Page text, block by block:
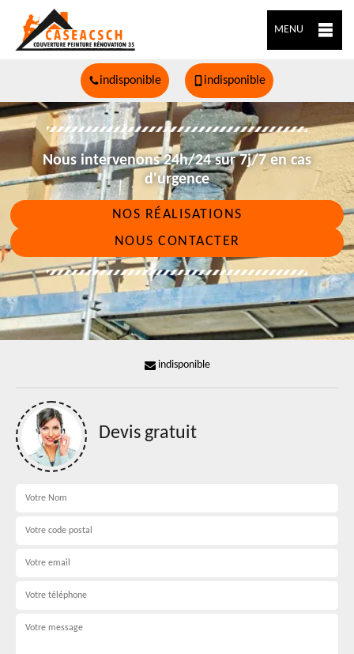
MENU
indisponible indisponible
Nous intervenons 24h/24 sur 7j/7 en cas
d'urgence
NOS RÉALISATIONS
NOUS CONTACTER
indisponible
Devis gratuit